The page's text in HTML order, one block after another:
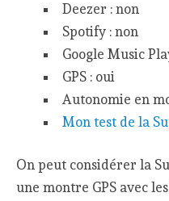
Deezer : non
Spotify : non
Google Music
GPS : oui
Autonomie en
Mon test de la
On peut considérer la
une montre GPS avec